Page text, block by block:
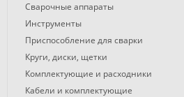
Сварочные аппараты
Инструменты
Приспособление для сварки
Круги, диски, щетки
Комплектующие и расходники
Кабели и комплектующие